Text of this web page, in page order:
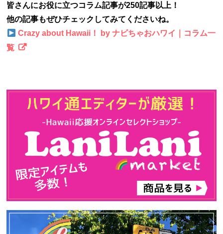
皆さんにお役に立つコラム記事が250記事以上！
他の記事もぜひチェックしてみてくださいね。
Crazy about Hawaii！ by ナビちゃおハワイ｜コラム一
覧